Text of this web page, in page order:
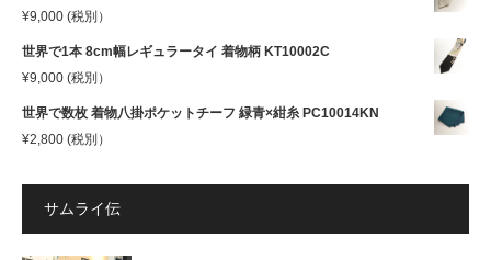
¥9,000 (税別）
世界で1本 8cm幅レギュラータイ 着物柄 KT10002C
¥9,000 (税別）
世界で数枚 着物八掛ポケットチーフ 緑青×紺糸 PC10014KN
¥2,800 (税別）
サムライ伝